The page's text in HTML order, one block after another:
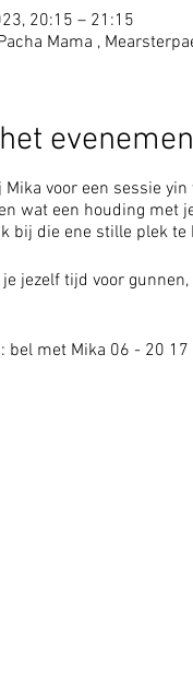
20:15 – 21:15
Mama ,
Mika voor een sessie
wat een houding met
bij die ene stille plek
je jezelf tijd voor
bel met Mika 06 - 20